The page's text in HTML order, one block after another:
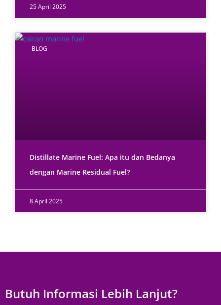
25 April 2025
BLOG
Distillate Marine Fuel: Apa itu dan Bedanya
dengan Marine Residual Fuel?
8 April 2025
Butuh Informasi Lebih Lanjut?